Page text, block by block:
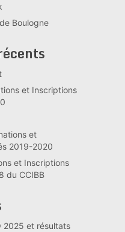
Boulogne
et Inscriptions
et
2019-2020
et Inscriptions
du CCIBB
2025 et résultats